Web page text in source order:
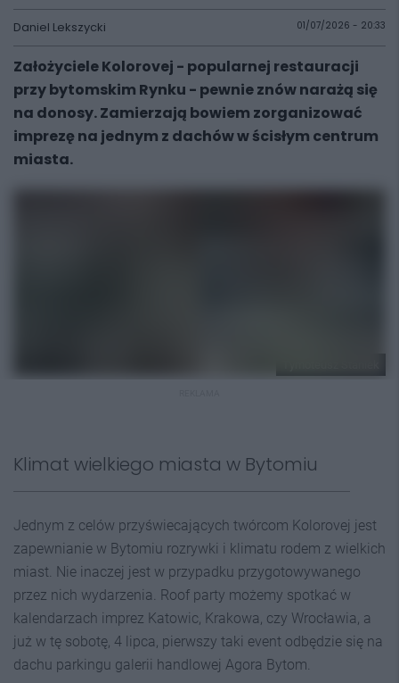
Daniel Lekszycki 01/07/2026 - 20:33
Założyciele Kolorovej - popularnej restauracji
przy bytomskim Rynku - pewnie znów narażą się
na donosy. Zamierzają bowiem zorganizować
imprezę na jednym z dachów w ścisłym centrum
miasta.
Klimat wielkiego miasta w Bytomiu
Jednym z celów przyświecających twórcom Kolorovej jest
zapewnianie w Bytomiu rozrywki i klimatu rodem z wielkich
miast. Nie inaczej jest w przypadku przygotowywanego
przez nich wydarzenia. Roof party możemy spotkać w
kalendarzach imprez Katowic, Krakowa, czy Wrocławia, a
już w tę sobotę, 4 lipca, pierwszy taki event odbędzie się na
dachu parkingu galerii handlowej Agora Bytom.